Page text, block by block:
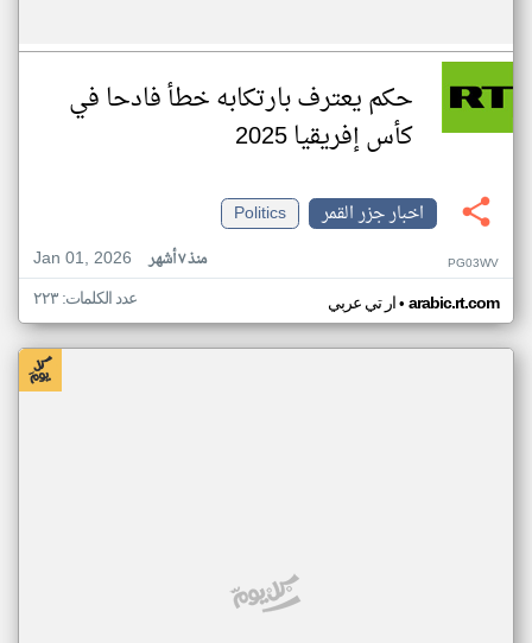
حكم يعترف بارتكابه خطأ فادحا في
كأس إفريقيا 2025
اخبار جزر القمر
Politics
Jan 01, 2026
منذ ٧ أشهر PG03WV
ار تي عربي• arabic.rt.com عدد الكلمات: ٢٢٣